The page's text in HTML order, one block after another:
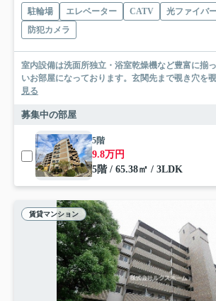
駐輪場 エレベーター CATV 光ファイバ
防犯カメラ
室内設備は洗面所独立・浴室乾燥機など豊富に揃
いお部屋になっております。玄関先まで覗き穴を
見る
募集中の部屋
5階
9.8万円
5階 / 65.38㎡ / 3LDK
賃貸マンション